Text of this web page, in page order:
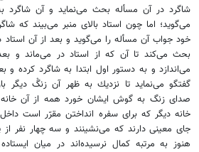
شاگرد در آن مسأله بحث مى‌نمايد و آن شاگرد
مى‌گويد؛ اما چون استاد بالاى منبر مى‌بيند كه
خود جواب آن مسأله را مى‌گويد و بعد از آن استاد
بحث مى‌كند تا آن كه از استاد در مى‌ماند و
مى‌اندازد و به دستور اول ابتدا به شاگرد كرده و
گفتگو مى‌نمايد تا نزديك به ظهر آن زنگْ ديگر
صداى زنگ به گوش ايشان خورد همه از آن
خانه ديگر كه براى سفره انداختن مقرّر است
جاى معينى دارند كه مى‌نشينند و سه چهار نفر از
هنوز به مرتبه كمال نرسيده‌اند در ميان